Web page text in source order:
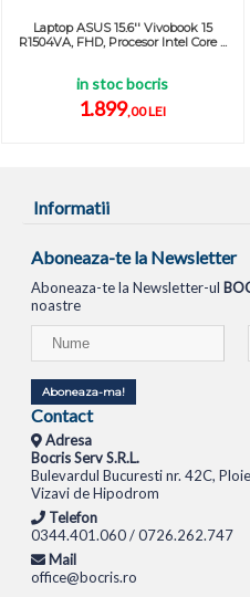
Laptop ASUS 15.6'' Vivobook 15
R1504VA, FHD, Procesor Intel Core ...
in stoc bocris
1.899,00 LEI
Informatii
Aboneaza-te la Newsletter
Aboneaza-te la Newsletter-ul
noastre
Aboneaza-ma!
Contact
Adresa
Bocris Serv S.R.L.
Bulevardul Bucuresti nr. 42C,
Vizavi de Hipodrom
Telefon
0344.401.060 / 0726.262.747
Mail
office@bocris.ro